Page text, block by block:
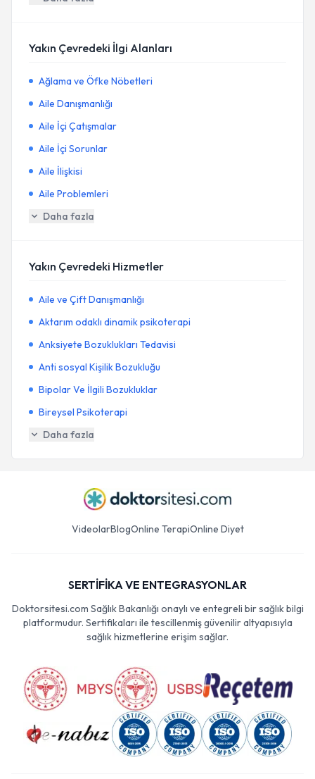
Yakın Çevredeki İlgi Alanları
Ağlama ve Öfke Nöbetleri
Aile Danışmanlığı
Aile İçi Çatışmalar
Aile İçi Sorunlar
Aile İlişkisi
Aile Problemleri
Daha fazla
Yakın Çevredeki Hizmetler
Aile ve Çift Danışmanlığı
Aktarım odaklı dinamik psikoterapi
Anksiyete Bozuklukları Tedavisi
Anti sosyal Kişilik Bozukluğu
Bipolar Ve İlgili Bozukluklar
Bireysel Psikoterapi
Daha fazla
VideolarBlogOnline TerapiOnline Diyet
SERTİFİKA VE ENTEGRASYONLAR
Doktorsitesi.com Sağlık Bakanlığı onaylı ve entegreli bir sağlık bilgi
platformudur. Sertifikaları ile tescillenmiş güvenilir altyapısıyla
sağlık hizmetlerine erişim sağlar.